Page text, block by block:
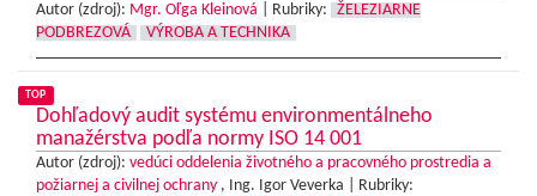
Autor (zdroj): Mgr. Oľga Kleinová Rubriky:
ŽELEZIARNE
PODBREZOVÁ
VÝROBA A TECHNIKA
TOP
Dohľadový audit systému environmentálneho
manažérstva podľa normy ISO 14 001
Autor (zdroj): vedúci oddelenia životného a pracovného prostredia a
požiarnej a civilnej ochrany , Ing. Igor Veverka |
Rubriky: